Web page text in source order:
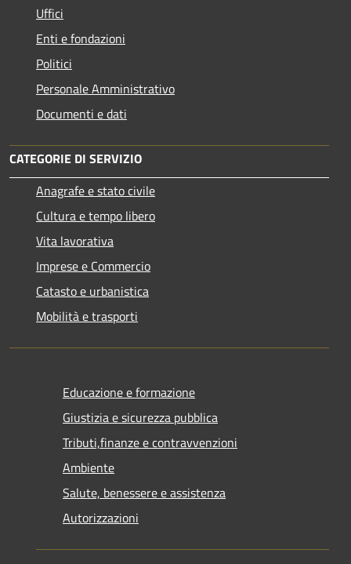
Uffici
Enti e fondazioni
Politici
Personale Amministrativo
Documenti e dati
CATEGORIE DI SERVIZIO
Anagrafe e stato civile
Cultura e tempo libero
Vita lavorativa
Imprese e Commercio
Catasto e urbanistica
Mobilità e trasporti
Educazione e formazione
Giustizia e sicurezza pubblica
Tributi,finanze e contravvenzioni
Ambiente
Salute, benessere e assistenza
Autorizzazioni